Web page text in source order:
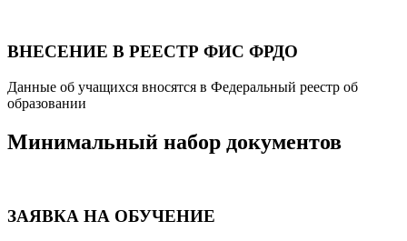
ВНЕСЕНИЕ В РЕЕСТР ФИС ФРДО
Данные об учащихся вносятся в Федеральный реестр об
образовании
Минимальный набор документов
ЗАЯВКА НА ОБУЧЕНИЕ